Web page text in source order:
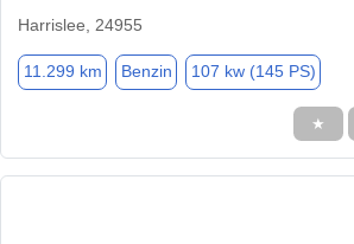
Harrislee, 24955
11.299 km Benzin 107 kw (145 PS)
★